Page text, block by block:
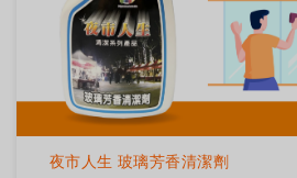
夜市人生 玻璃芳香清潔劑